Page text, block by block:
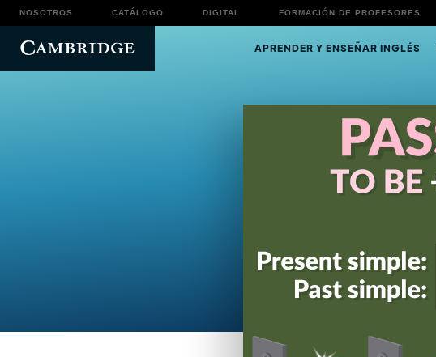
NOSOTROS CATÁLOGO DIGITAL FORMACIÓN DE PROFESORES
APRENDER Y ENSEÑAR INGLÉS